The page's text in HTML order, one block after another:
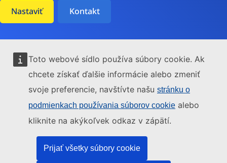
Toto webové sídlo používa súbory cookie. Ak
chcete získať ďalšie informácie alebo zmeniť
svoje preferencie, navštívte našu stránku o
podmienkach používania súborov cookie alebo
kliknite na akýkoľvek odkaz v zápätí.
Prijať všetky súbory cookie
Nastaviť
Kontakt
Prístupnosť
Ochrana údajov
Životné prostredie
Právne upozornenie
Transparentnosť